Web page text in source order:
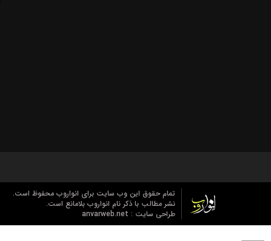
تمام حقوق این وب سایت برای انواروب محفوظ است.
نشر مطالب با ذکر نام انواروب بلامانع است.
طراحی سایت :